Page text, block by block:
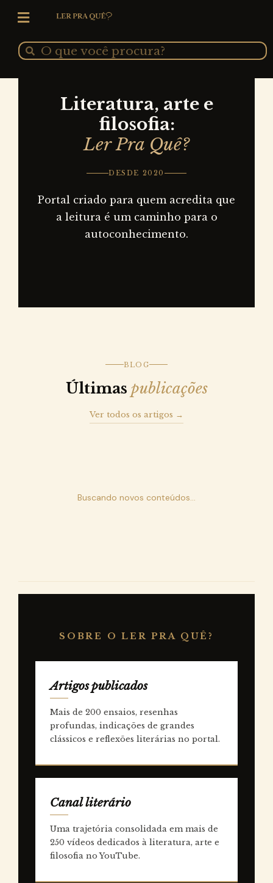
para
conteúdo
Pesquisar
Pesquisar
Literatura, arte e
filosofia:
Ler Pra Quê?
DESDE 2020
Portal criado para quem acredita que
a leitura é um caminho para o
autoconhecimento.
BLOG
Últimas publicações
Ver todos os artigos →
Buscando novos conteúdos...
SOBRE O LER PRA QUÊ?
Artigos publicados
Mais de 200 ensaios, resenhas
profundas, indicações de grandes
clássicos e reflexões literárias no portal.
Canal literário
Uma trajetória consolidada em mais de
250 vídeos dedicados à literatura, arte e
filosofia no YouTube.